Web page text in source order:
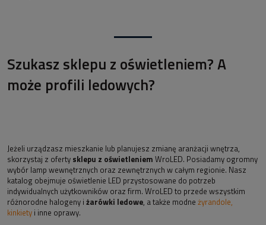
Szukasz sklepu z oświetleniem? A
może profili ledowych?
Jeżeli urządzasz mieszkanie lub planujesz zmianę aranżacji wnętrza,
skorzystaj z oferty sklepu z oświetleniem WroLED. Posiadamy ogromny
wybór lamp wewnętrznych oraz zewnętrznych w całym regionie. Nasz
katalog obejmuje oświetlenie LED przystosowane do potrzeb
indywidualnych użytkowników oraz firm. WroLED to przede wszystkim
różnorodne halogeny i żarówki ledowe, a także modne żyrandole,
kinkiety i inne oprawy.